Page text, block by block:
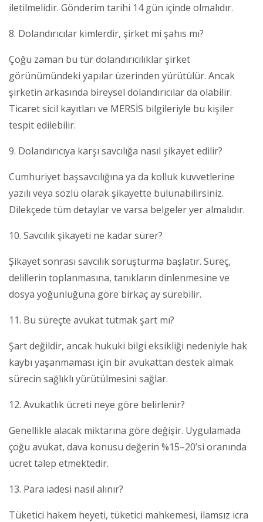
iletilmelidir. Gönderim tarihi 14 gün içinde olmalıdır.
8. Dolandırıcılar kimlerdir, şirket mi şahıs mı?
Çoğu zaman bu tür dolandırıcılıklar şirket
görünümündeki yapılar üzerinden yürütülür. Ancak
şirketin arkasında bireysel dolandırıcılar da olabilir.
Ticaret sicil kayıtları ve MERSİS bilgileriyle bu kişiler
tespit edilebilir.
9. Dolandırıcıya karşı savcılığa nasıl şikayet edilir?
Cumhuriyet başsavcılığına ya da kolluk kuvvetlerine
yazılı veya sözlü olarak şikayette bulunabilirsiniz.
Dilekçede tüm detaylar ve varsa belgeler yer almalıdır.
10. Savcılık şikayeti ne kadar sürer?
Şikayet sonrası savcılık soruşturma başlatır. Süreç,
delillerin toplanmasına, tanıkların dinlenmesine ve
dosya yoğunluğuna göre birkaç ay sürebilir.
11. Bu süreçte avukat tutmak şart mı?
Şart değildir, ancak hukuki bilgi eksikliği nedeniyle hak
kaybı yaşanmaması için bir avukattan destek almak
sürecin sağlıklı yürütülmesini sağlar.
12. Avukatlık ücreti neye göre belirlenir?
Genellikle alacak miktarına göre değişir. Uygulamada
çoğu avukat, dava konusu değerin %15–20’si oranında
ücret talep etmektedir.
13. Para iadesi nasıl alınır?
Tüketici hakem heyeti, tüketici mahkemesi, ilamsız icra